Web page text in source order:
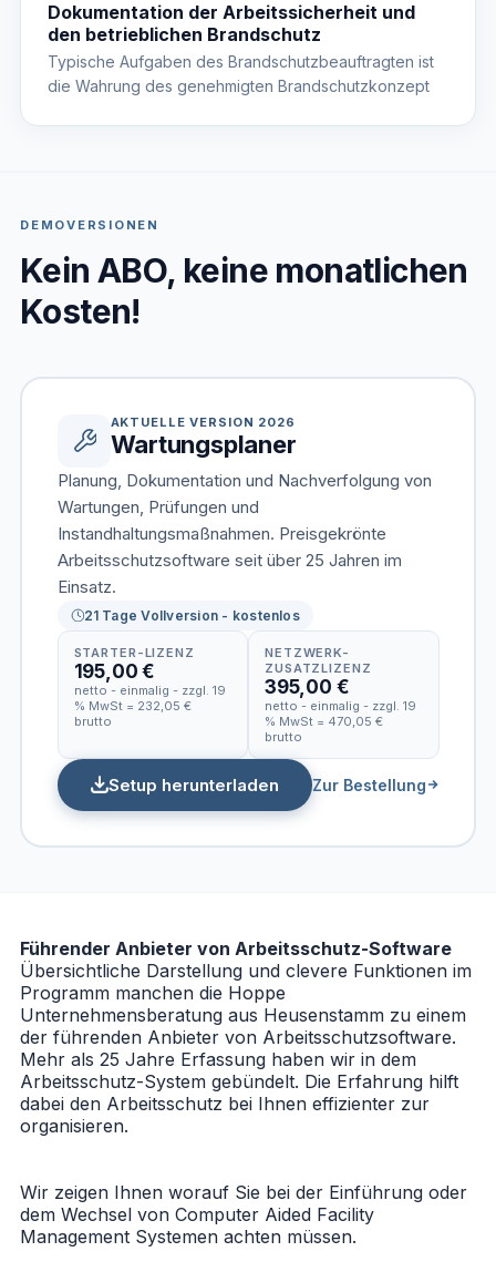
Dokumentation der Arbeitssicherheit und
den betrieblichen Brandschutz
Typische Aufgaben des Brandschutzbeauftragten ist
die Wahrung des genehmigten Brandschutzkonzept
DEMOVERSIONEN
Kein ABO, keine monatlichen
Kosten!
AKTUELLE VERSION 2026
Wartungsplaner
Planung, Dokumentation und Nachverfolgung von
Wartungen, Prüfungen und
Instandhaltungsmaßnahmen. Preisgekrönte
Arbeitsschutzsoftware seit über 25 Jahren im
Einsatz.
21 Tage Vollversion - kostenlos
STARTER-LIZENZ
195,00 €
netto - einmalig - zzgl. 19
% MwSt = 232,05 €
brutto
NETZWERK-
ZUSATZLIZENZ
395,00 €
netto - einmalig - zzgl. 19
% MwSt = 470,05 €
brutto
Setup herunterladen Zur Bestellung
Führender Anbieter von Arbeitsschutz-Software
Übersichtliche Darstellung und clevere Funktionen im
Programm manchen die Hoppe
Unternehmensberatung aus Heusenstamm zu einem
der führenden Anbieter von Arbeitsschutzsoftware.
Mehr als 25 Jahre Erfassung haben wir in dem
Arbeitsschutz-System gebündelt. Die Erfahrung hilft
dabei den Arbeitsschutz bei Ihnen effizienter zur
organisieren.
Wir zeigen Ihnen worauf Sie bei der Einführung oder
dem Wechsel von Computer Aided Facility
Management Systemen achten müssen.